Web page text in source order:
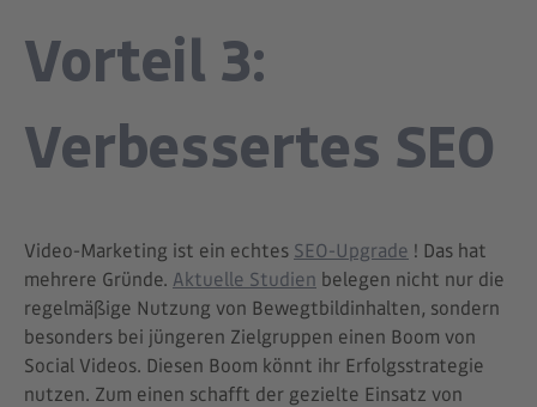
Vorteil 3:
Verbessertes SEO
Video-Marketing ist ein echtes SEO-Upgrade ! Das hat
mehrere Gründe. Aktuelle Studien belegen nicht nur die
regelmäßige Nutzung von Bewegtbildinhalten, sondern
besonders bei jüngeren Zielgruppen einen Boom von
Social Videos. Diesen Boom könnt ihr Erfolgsstrategie
nutzen. Zum einen schafft der gezielte Einsatz von